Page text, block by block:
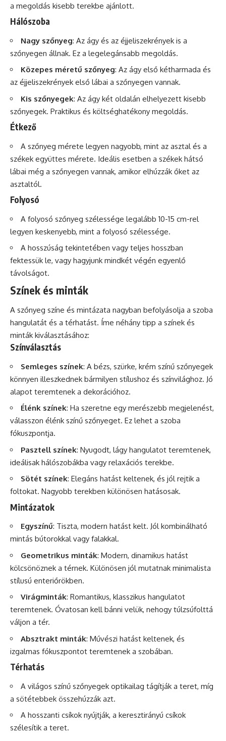
a megoldás kisebb terekbe ajánlott.
Hálószoba
Nagy szőnyeg: Az ágy és az éjjeliszekrények is a
szőnyegen állnak. Ez a legelegánsabb megoldás.
Közepes méretű szőnyeg: Az ágy első kétharmada és
az éjjeliszekrények első lábai a szőnyegen vannak.
Kis szőnyegek: Az ágy két oldalán elhelyezett kisebb
szőnyegek. Praktikus és költséghatékony megoldás.
Étkező
A szőnyeg mérete legyen nagyobb, mint az asztal és a
székek együttes mérete. Ideális esetben a székek hátsó
lábai még a szőnyegen vannak, amikor elhúzzák őket az
asztaltól.
Folyosó
A folyosó szőnyeg szélessége legalább 10-15 cm-rel
legyen keskenyebb, mint a folyosó szélessége.
A hosszúság tekintetében vagy teljes hosszban
fektessük le, vagy hagyjunk mindkét végén egyenlő
távolságot.
Színek és minták
A szőnyeg színe és mintázata nagyban befolyásolja a szoba
hangulatát és a térhatást. Íme néhány tipp a színek és
minták kiválasztásához:
Színválasztás
Semleges színek: A bézs, szürke, krém színű szőnyegek
könnyen illeszkednek bármilyen stílushoz és színvilághoz. Jó
alapot teremtenek a dekorációhoz.
Élénk színek: Ha szeretne egy merészebb megjelenést,
válasszon élénk színű szőnyeget. Ez lehet a szoba
fókuszpontja.
Pasztell színek: Nyugodt, lágy hangulatot teremtenek,
ideálisak hálószobákba vagy relaxációs terekbe.
Sötét színek: Elegáns hatást keltenek, és jól rejtik a
foltokat. Nagyobb terekben különösen hatásosak.
Mintázatok
Egyszínű: Tiszta, modern hatást kelt. Jól kombinálható
mintás bútorokkal vagy falakkal.
Geometrikus minták: Modern, dinamikus hatást
kölcsönöznek a térnek. Különösen jól mutatnak minimalista
stílusú enteriőrökben.
Virágminták: Romantikus, klasszikus hangulatot
teremtenek. Óvatosan kell bánni velük, nehogy túlzsúfolttá
váljon a tér.
Absztrakt minták: Művészi hatást keltenek, és
izgalmas fókuszpontot teremtenek a szobában.
Térhatás
A világos színű szőnyegek optikailag tágítják a teret, míg
a sötétebbek összehúzzák azt.
A hosszanti csíkok nyújtják, a keresztirányú csíkok
szélesítik a teret.